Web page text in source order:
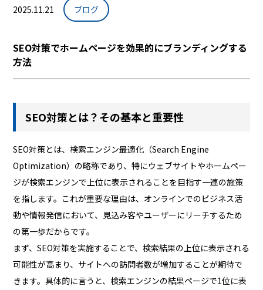
2025.11.21 ブログ
SEO対策でホームページを効果的にブランディングする
方法
SEO対策とは？その基本と重要性
SEO対策とは、検索エンジン最適化（Search Engine
Optimization）の略称であり、特にウェブサイトやホームペー
ジが検索エンジンで上位に表示されることを目指す一連の施策
を指します。これが重要な理由は、オンラインでのビジネス活
動や情報発信において、見込み客やユーザーにリーチするため
の第一歩だからです。
まず、SEO対策を実施することで、検索結果の上位に表示される
可能性が高まり、サイトへの訪問者数が増加することが期待で
きます。具体的に言うと、検索エンジンの結果ページで1位に表